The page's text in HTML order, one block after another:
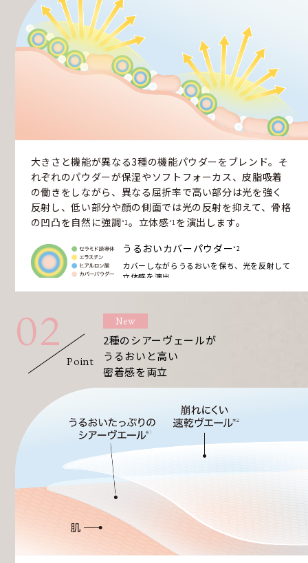
大きさと機能が異なる3種の機能パウダーをブレンド。そ
れぞれのパウダーが保湿やソフトフォーカス、皮脂吸着
の働きをしながら、異なる屈折率で高い部分は光を強く
反射し、低い部分や顔の側面では光の反射を抑えて、骨格
の凹凸を自然に強調*1 。立体感*1 を演出します。
うるおいカバーパウダー*2
カバーしながらうるおいを保ち、光を反射して
立体感を演出
弾力パウダー
光を乱反射し、小ジワや色ムラをぼかす
皮脂吸着パウダー
*1 メイク効果による *2 酸化チタン、水酸化Al、ヒドロキシプロピルビスパルミタミド
MEA、加水分解エラスチン、ヒアルロン酸Ｎａ（すべて整肌成分） *3 （ビニルジメチ
コン／メチコンシルセスキオキサン）クロスポリマー（感触改良パウダー） *4 ポリメ
チルシルセスキオキサン、酸化チタン（感触改良パウダー）
02
Point
New
2種のシアーヴェールが
うるおいと高い
密着感を両立